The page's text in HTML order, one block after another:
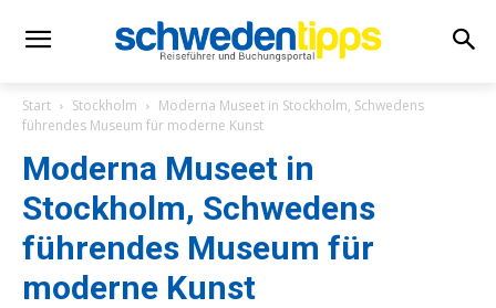
Start Stockholm
Moderna Museet in Stockholm, Schwedens
führendes Museum für moderne Kunst
Moderna Museet in
Stockholm, Schwedens
führendes Museum für
moderne Kunst